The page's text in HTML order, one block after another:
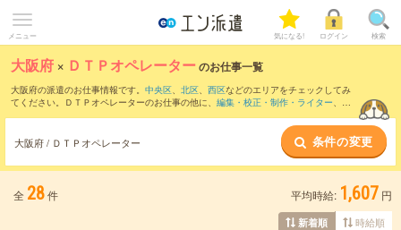
メニュー 気になる! ログイン 検索
大阪府 × ＤＴＰオペレーターのお仕事一覧
大阪府の派遣のお仕事情報です。 中央区、 北区、 西区などのエリアをチェックしてみ
てください。ＤＴＰオペレーターのお仕事の他に、 編集・校正・制作・ライター、 そ
などのこだわり条件で絞り込んでいただ
けます。職種辞典： ＤＴＰオペレーターのお仕事とは？とは？
大阪府 / ＤＴＰオペレーター 条件の変更
全 28件 平均時給: 1,607 円
新着順 時給順